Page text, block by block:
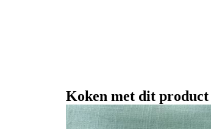
Koken met dit product